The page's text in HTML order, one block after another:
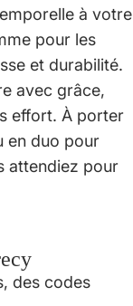
à votre
pour les
et durabilité.
avec grâce,
effort. À porter
en duo pour
attendiez pour
des codes